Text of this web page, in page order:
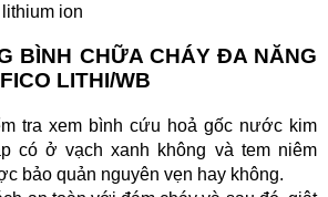
ion
BÌNH CHỮA CHÁY ĐA NĂNG
LITHI/WB
tra xem bình cứu hoả gốc nước kim
có ở vạch xanh không và tem niêm
bảo quản nguyên vẹn hay không.